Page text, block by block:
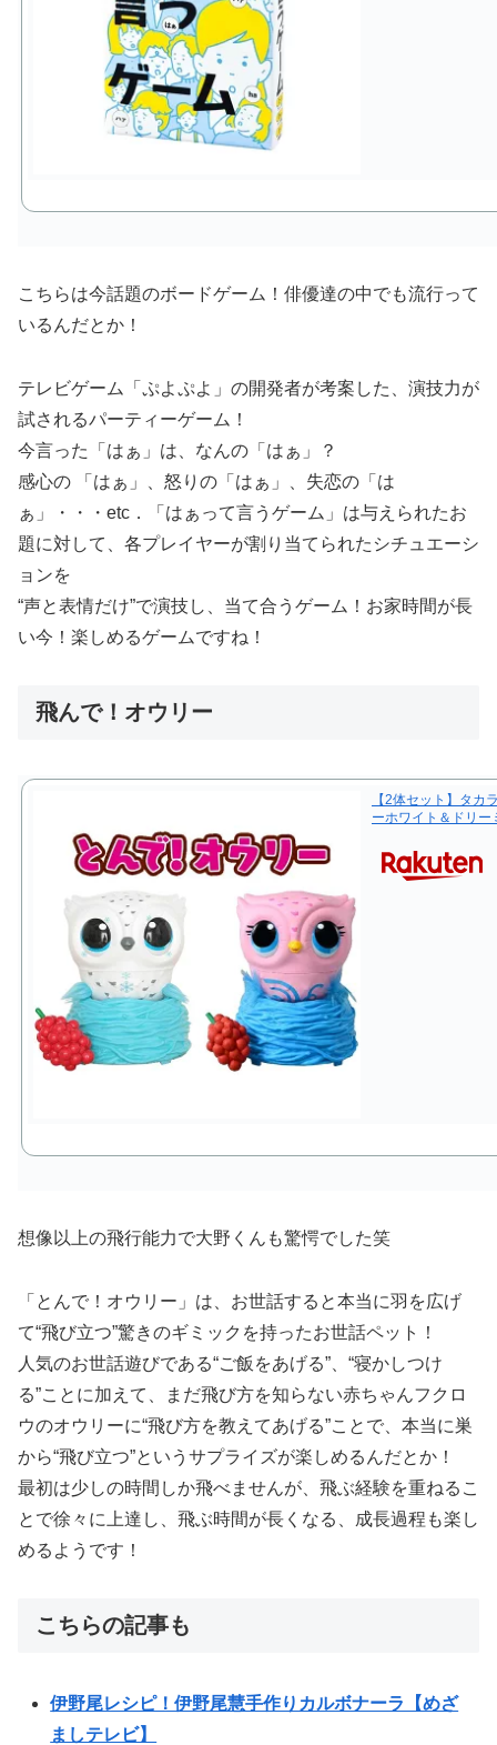
こちらは今話題のボードゲーム！俳優達の中でも流行って
いるんだとか！
テレビゲーム「ぷよぷよ」の開発者が考案した、演技力が
試されるパーティーゲーム！
今言った「はぁ」は、なんの「はぁ」？
感心の 「はぁ」、怒りの「はぁ」、失恋の「は
ぁ」・・・etc．「はぁって言うゲーム」は与えられたお
題に対して、各プレイヤーが割り当てられたシチュエーシ
ョンを
“声と表情だけ”で演技し、当て合うゲーム！お家時間が長
い今！楽しめるゲームですね！
飛んで！オウリー
【2体セット】タカ
ーホワイト＆ドリー
想像以上の飛行能力で大野くんも驚愕でした笑
「とんで！オウリー」は、お世話すると本当に羽を広げ
て“飛び立つ”驚きのギミックを持ったお世話ペット！
人気のお世話遊びである“ご飯をあげる”、“寝かしつけ
る”ことに加えて、まだ飛び方を知らない赤ちゃんフクロ
ウのオウリーに“飛び方を教えてあげる”ことで、本当に巣
から“飛び立つ”というサプライズが楽しめるんだとか！
最初は少しの時間しか飛べませんが、飛ぶ経験を重ねるこ
とで徐々に上達し、飛ぶ時間が長くなる、成長過程も楽し
めるようです！
こちらの記事も
伊野尾レシピ！伊野尾慧手作りカルボナーラ【めざ
ましテレビ】